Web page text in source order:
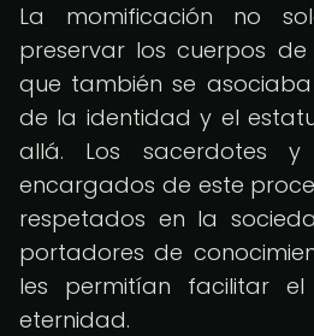
La momificación no
preservar los cuerpos de
que también se
de la identidad y el
allá. Los sacerdotes y
encargados de este
respetados en la
portadores de
les permitían facilitar
eternidad.